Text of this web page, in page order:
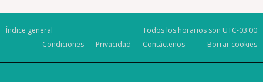
Índice general Todos los horarios son UTC-03:00
Borrar cookies
Contáctenos
Privacidad
Condiciones